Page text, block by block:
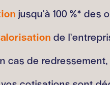
jusqu’à 100 %*
de
cas de